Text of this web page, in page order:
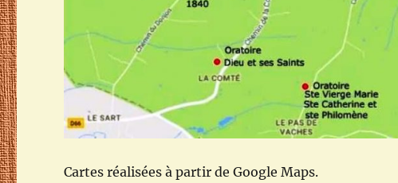
Cartes réalisées à partir de Google Maps.